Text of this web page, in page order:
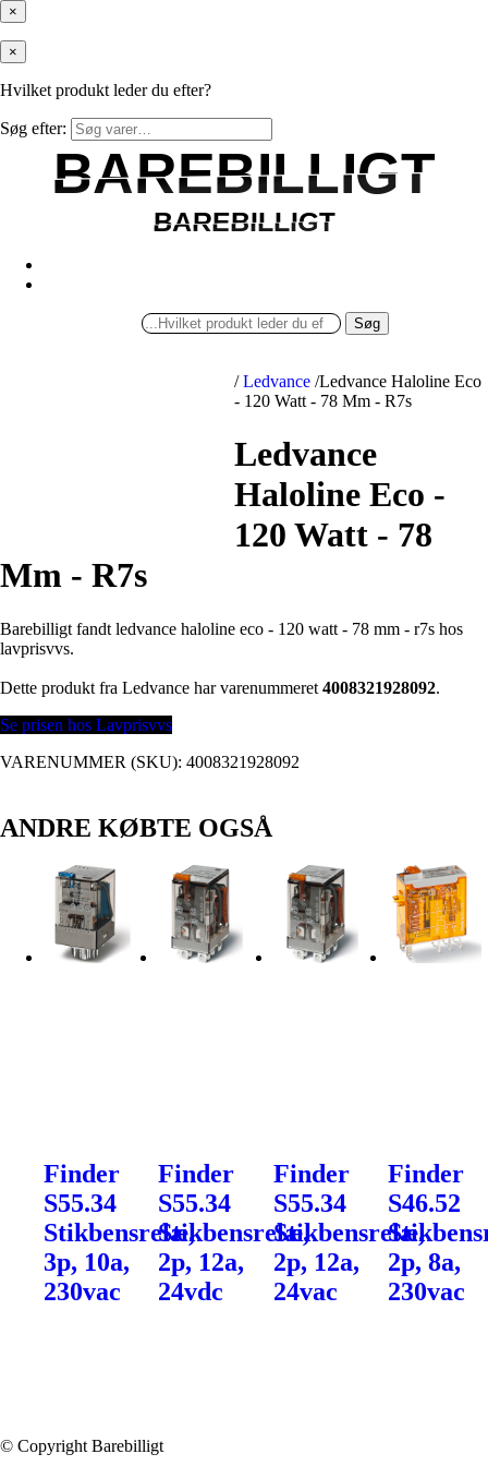
×
×
Hvilket produkt leder du efter?
Søg efter:
BAREBILLIGT
BAREBILLIGT
BAREBILLIGT
BAREBILLIGT
Søg
/ Ledvance /Ledvance Haloline Eco
- 120 Watt - 78 Mm - R7s
Ledvance
Haloline Eco -
120 Watt - 78
Mm - R7s
Barebilligt fandt ledvance haloline eco - 120 watt - 78 mm - r7s hos
lavprisvvs.
Dette produkt fra Ledvance har varenummeret 4008321928092.
Se prisen hos Lavprisvvs
VARENUMMER (SKU): 4008321928092
ANDRE KØBTE OGSÅ
Finder
S55.34
Stikbensrelæ,
3p, 10a,
230vac
Finder
S55.34
Stikbensrelæ,
2p, 12a,
24vdc
Finder
S55.34
Stikbensrelæ,
2p, 12a,
24vac
Finder
S46.52
2p, 8a,
230vac
© Copyright Barebilligt